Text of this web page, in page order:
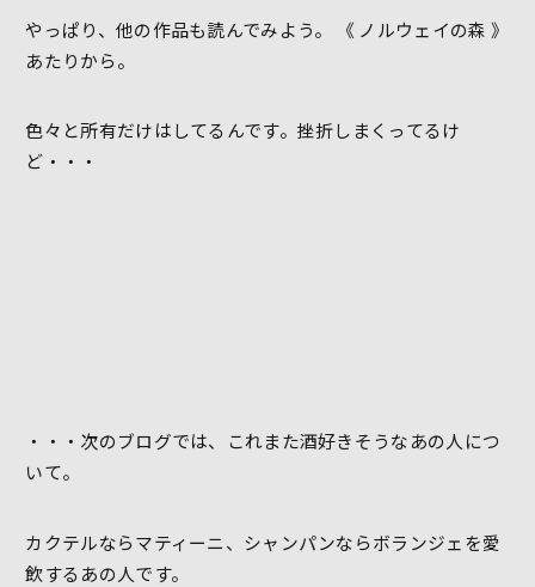
やっぱり、他の作品も読んでみよう。 《 ノルウェイの森 》
あたりから。
色々と所有だけはしてるんです。挫折しまくってるけ
ど・・・
・・・次のブログでは、これまた酒好きそうなあの人につ
いて。
カクテルならマティーニ、シャンパンならボランジェを愛
飲するあの人です。